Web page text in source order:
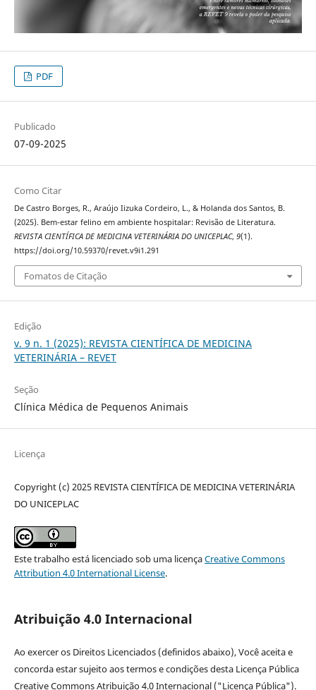
PDF
Publicado
07-09-2025
Como Citar
De Castro Borges, R., Araújo Iizuka Cordeiro, L., & Holanda dos Santos, B.
(2025). Bem-estar felino em ambiente hospitalar: Revisão de Literatura.
REVISTA CIENTÍFICA DE MEDICINA VETERINÁRIA DO UNICEPLAC, 9(1).
https://doi.org/10.59370/revet.v9i1.291
Fomatos de Citação
Edição
v. 9 n. 1 (2025): REVISTA CIENTÍFICA DE MEDICINA
VETERINÁRIA – REVET
Seção
Clínica Médica de Pequenos Animais
Licença
Copyright (c) 2025 REVISTA CIENTÍFICA DE MEDICINA VETERINÁRIA
DO UNICEPLAC
Este trabalho está licenciado sob uma licençaCreative Commons
Attribution 4.0 International License.
Atribuição 4.0 Internacional
Ao exercer os Direitos Licenciados (definidos abaixo), Você aceita e
concorda estar sujeito aos termos e condições desta Licença Pública
Creative Commons Atribuição 4.0 Internacional ("Licença Pública").